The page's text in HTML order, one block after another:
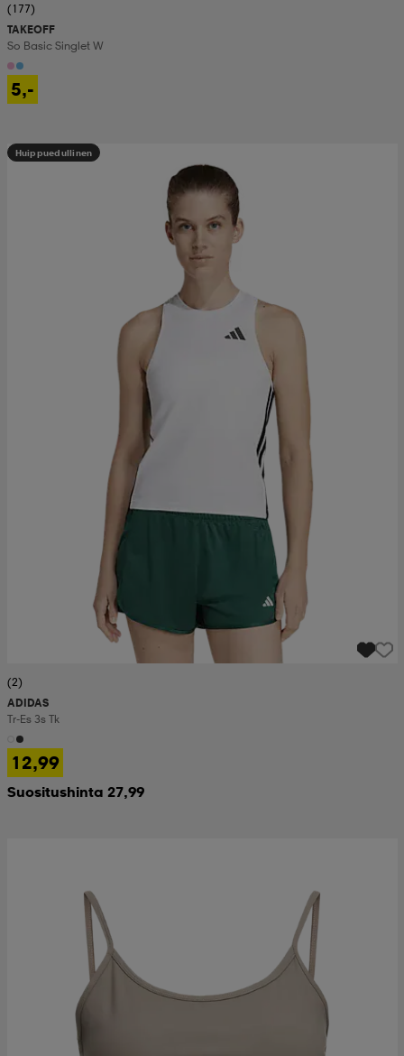
(177)
TAKEOFF
So Basic Singlet W
5,-
Huippuedullinen
(2)
ADIDAS
Tr-Es 3s Tk
12,99
Suositushinta 27,99